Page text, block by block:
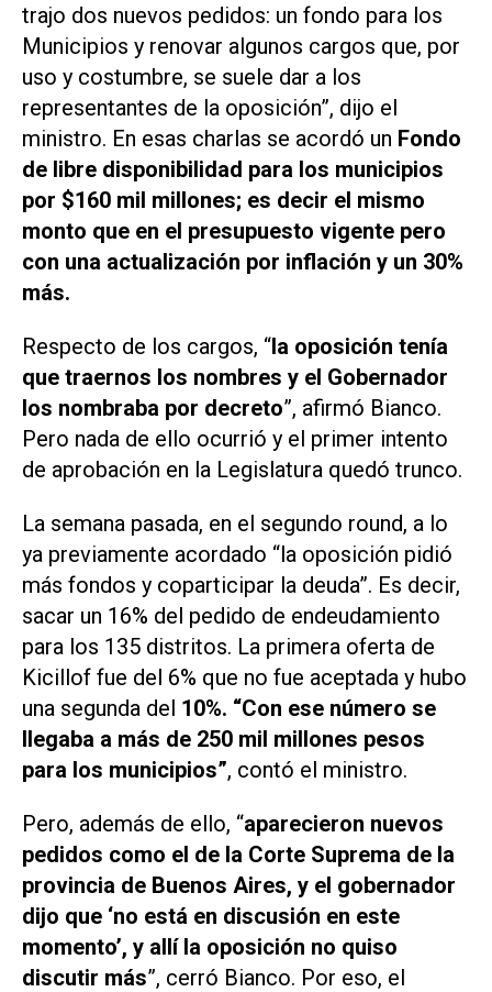
trajo dos nuevos pedidos: un fondo para los
Municipios y renovar algunos cargos que, por
uso y costumbre, se suele dar a los
representantes de la oposición”, dijo el
ministro. En esas charlas se acordó un Fondo
de libre disponibilidad para los municipios
por $160 mil millones; es decir el mismo
monto que en el presupuesto vigente pero
con una actualización por inflación y un 30%
más.
Respecto de los cargos, “la oposición tenía
que traernos los nombres y el Gobernador
los nombraba por decreto”, afirmó Bianco.
Pero nada de ello ocurrió y el primer intento
de aprobación en la Legislatura quedó trunco.
La semana pasada, en el segundo round, a lo
ya previamente acordado “la oposición pidió
más fondos y coparticipar la deuda”. Es decir,
sacar un 16% del pedido de endeudamiento
para los 135 distritos. La primera oferta de
Kicillof fue del 6% que no fue aceptada y hubo
una segunda del 10%. “Con ese número se
llegaba a más de 250 mil millones pesos
para los municipios”, contó el ministro.
Pero, además de ello, “aparecieron nuevos
pedidos como el de la Corte Suprema de la
provincia de Buenos Aires, y el gobernador
dijo que ‘no está en discusión en este
momento’, y allí la oposición no quiso
discutir más”, cerró Bianco. Por eso, el